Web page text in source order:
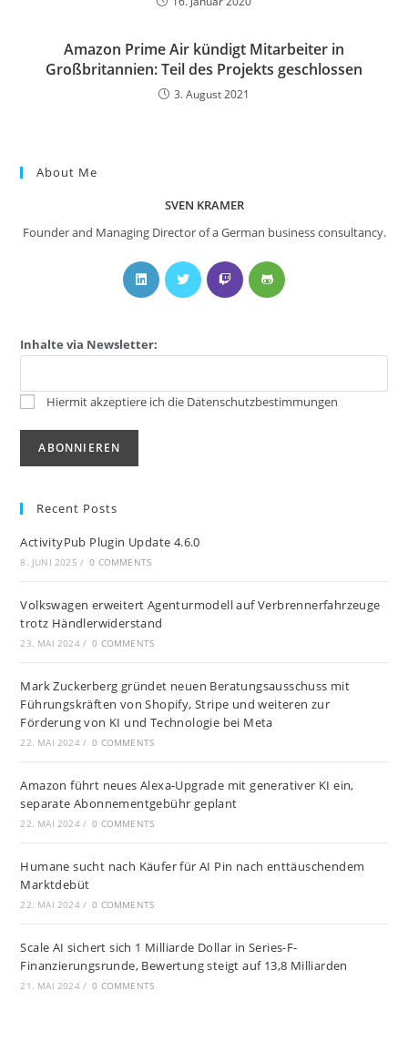
Amazon Prime Air kündigt Mitarbeiter in
Großbritannien: Teil des Projekts geschlossen
3. August 2021
About Me
SVEN KRAMER
Founder and Managing Director of a German business consultancy.
Inhalte via Newsletter:
Hiermit akzeptiere ich die Datenschutzbestimmungen
Recent Posts
ActivityPub Plugin Update 4.6.0
8. JUNI 2025 / 0 COMMENTS
Volkswagen erweitert Agenturmodell auf Verbrennerfahrzeuge
trotz Händlerwiderstand
23. MAI 2024 / 0 COMMENTS
Mark Zuckerberg gründet neuen Beratungsausschuss mit
Führungskräften von Shopify, Stripe und weiteren zur
Förderung von KI und Technologie bei Meta
22. MAI 2024 / 0 COMMENTS
Amazon führt neues Alexa-Upgrade mit generativer KI ein,
separate Abonnementgebühr geplant
22. MAI 2024 / 0 COMMENTS
Humane sucht nach Käufer für AI Pin nach enttäuschendem
Marktdebüt
22. MAI 2024 / 0 COMMENTS
Scale AI sichert sich 1 Milliarde Dollar in Series-F-
Finanzierungsrunde, Bewertung steigt auf 13,8 Milliarden
21. MAI 2024 / 0 COMMENTS